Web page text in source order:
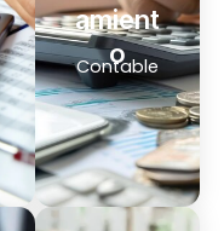
amient
o
Contable